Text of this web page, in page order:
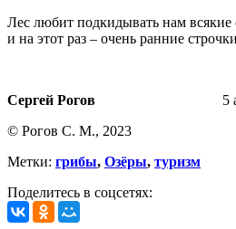
Лес любит подкидывать нам
и на этот раз – очень ранние
Сергей Рогов
5 апреля
© Рогов С. М., 2023
Метки: грибы, Озёры, туризм
Поделитесь в соцсетях: